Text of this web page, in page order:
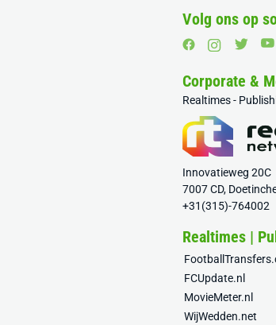
Volg ons op
Corporate &
Realtimes -
Innovatieweg 20C
7007 CD,
+31(315)-764002
Realtimes |
FCUpdate.nl
MovieMeter.nl
WijWedden.net